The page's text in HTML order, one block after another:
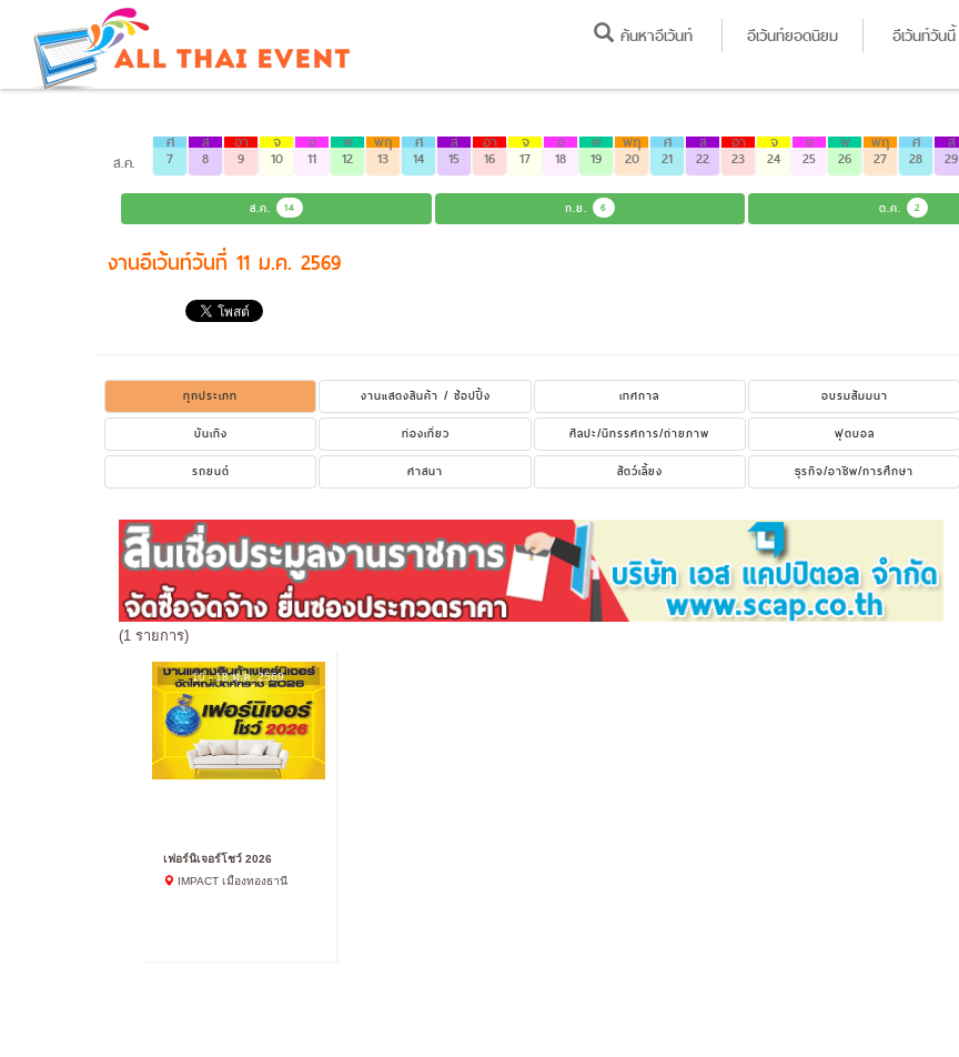
ค้นหาอีเว้นท์ อีเว้นท์ยอดนิยม อีเว้นท์วันนี้
ส.ค.
ศ
7
ส
8
อา
9
จ
10
อ
11
พ
12
พฤ
13
ศ
14
ส
15
อา
16
จ
17
อ
18
พ
19
พฤ
20
ศ
21
ส
22
อา
23
จ
24
อ
25
พ
26
พฤ
27
ศ
28
ส
29
ส.ค. 14 ก.ย. 6 ต.ค. 2
งานอีเว้นท์วันที่ 11 ม.ค. 2569
ทุกประเภท งานแสดงสินค้า / ช้อปปิ้ง เทศกาล อบรมสัมมนา
บันเทิง
ท่องเที่ยว ศิลปะ/นิทรรศการ/ถ่ายภาพ ฟุตบอล
รถยนต์
ศาสนา สัตว์เลี้ยง ธุรกิจ/อาชีพ/การศึกษา
(1 รายการ)
10 - 18 ม.ค. 2569
เฟอร์นิเจอร์โชว์ 2026
IMPACT เมืองทองธานี